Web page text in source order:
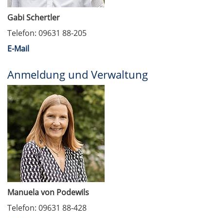
Gabi Schertler
Telefon: 09631 88-205
E-Mail
Anmeldung und Verwaltung
Manuela von Podewils
Telefon: 09631 88-428